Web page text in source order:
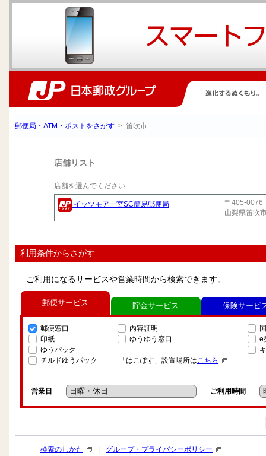
郵便局・ATM・ポストをさがす > 笛吹市
店舗リスト
店舗を選んでください
イッツモア一宮SC簡易郵便局
〒405-0076
山梨県笛吹
利用条件からさがす
ご利用になるサービスや営業時間から検索できます。
郵便サービス
郵便窓口
印紙
ゆうパック
チルドゆうパック
内容証明
ゆうゆう窓口
「はこぽす」設置場所はこちら
e
営業日 ご利用時間
貯金サービス 保険サービ
検索のしかた グループ・プライバシーポリシー